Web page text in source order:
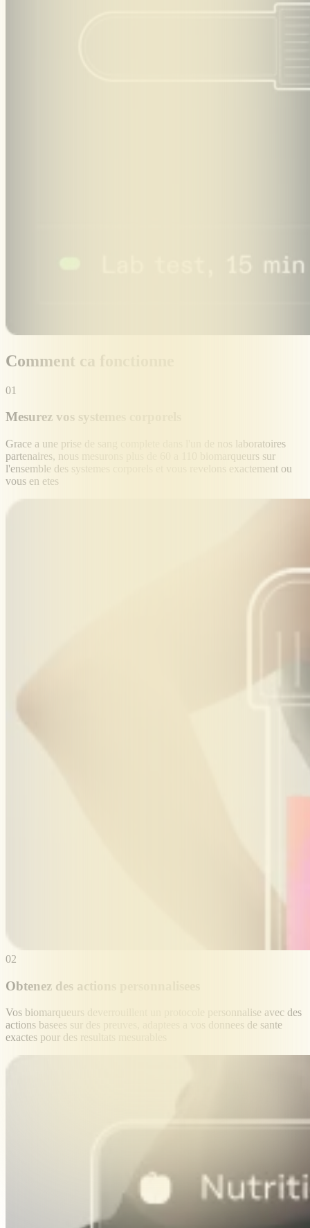
Comment ca fonctionne
01
Mesurez vos systemes corporels
Grace a une prise de sang complete dans l'un de nos laboratoires
partenaires, nous mesurons plus de 60 a 110 biomarqueurs sur
l'ensemble des systemes corporels et vous revelons exactement ou
vous en etes
02
Obtenez des actions personnalisees
Vos biomarqueurs deverrouillent un protocole personnalise avec des
actions basees sur des preuves, adaptees a vos donnees de sante
exactes pour des resultats mesurables